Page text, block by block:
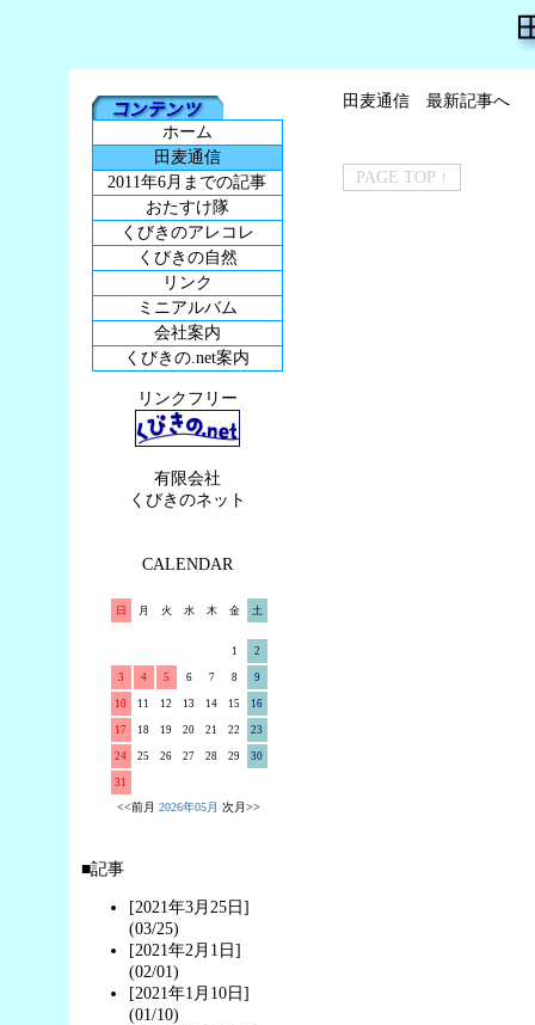
ホーム
田麦通信
2011年6月までの記事
おたすけ隊
くびきのアレコレ
くびきの自然
リンク
ミニアルバム
会社案内
くびきの.net案内
リンクフリー
有限会社
くびきのネット
CALENDAR
日 月 火 水 木 金 土
1 2
3 4 5 6 7 8 9
10 11 12 13 14 15 16
17 18 19 20 21 22 23
24 25 26 27 28 29 30
31
<<前月 2026年05月 次月>>
■記事
[2021年3月25日]
(03/25)
[2021年2月1日]
(02/01)
[2021年1月10日]
(01/10)
田麦通信 最新記事へ
PAGE TOP ↑